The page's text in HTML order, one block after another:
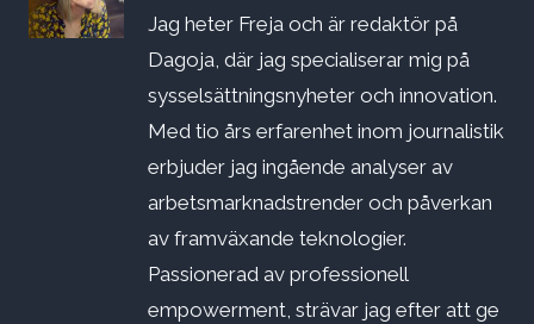
Jag heter Freja och är redaktör på
Dagoja, där jag specialiserar mig på
sysselsättningsnyheter och innovation.
Med tio års erfarenhet inom journalistik
erbjuder jag ingående analyser av
arbetsmarknadstrender och påverkan
av framväxande teknologier.
Passionerad av professionell
empowerment, strävar jag efter att ge